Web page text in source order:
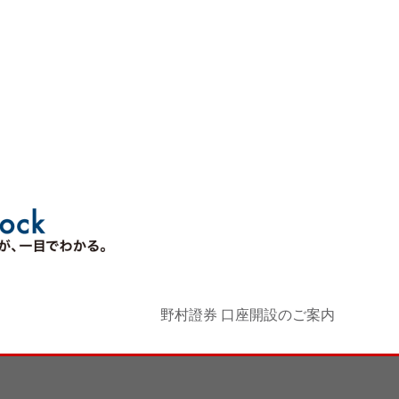
野村證券 口座開設のご案内